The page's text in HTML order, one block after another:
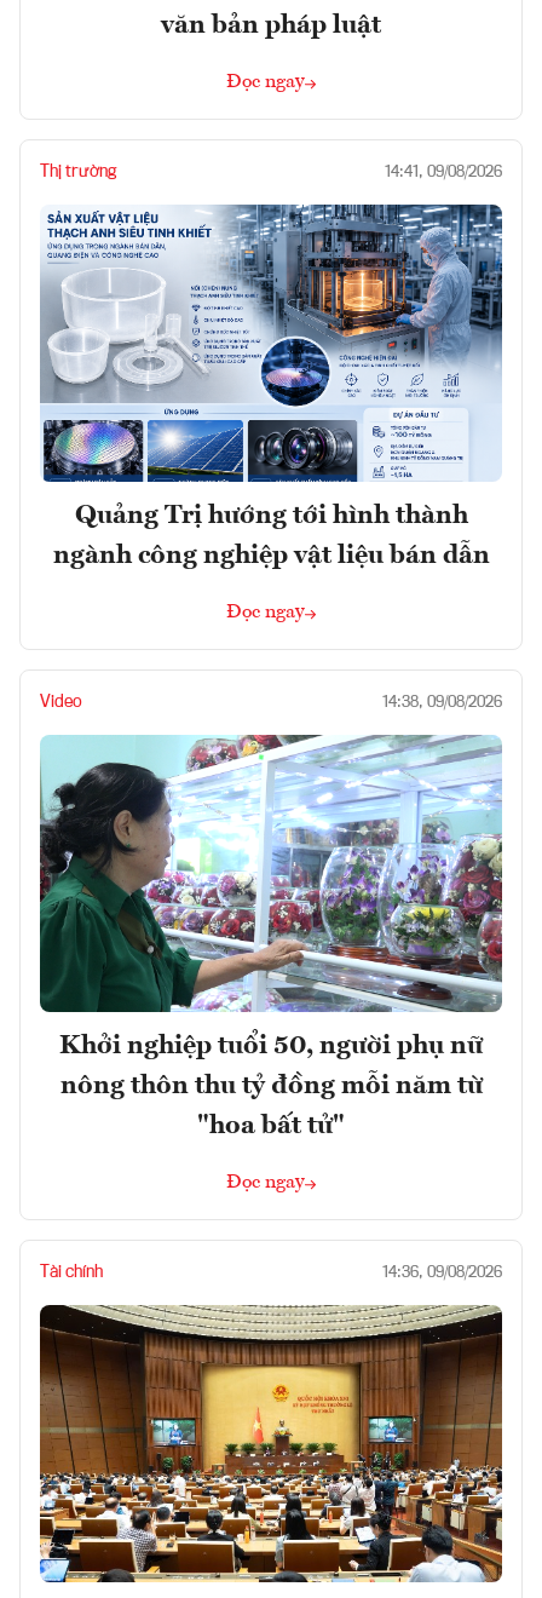
văn bản pháp luật
Đọc ngay
Thị trường 14:41, 09/08/2026
Quảng Trị hướng tới hình thành
ngành công nghiệp vật liệu bán dẫn
Đọc ngay
Video 14:38, 09/08/2026
Khởi nghiệp tuổi 50, người phụ nữ
nông thôn thu tỷ đồng mỗi năm từ
"hoa bất tử"
Đọc ngay
Tài chính 14:36, 09/08/2026